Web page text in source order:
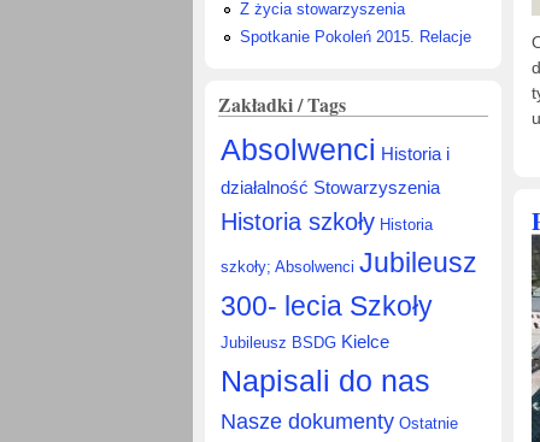
Z życia stowarzyszenia
Spotkanie Pokoleń 2015. Relacje
Zakładki / Tags
Absolwenci Historia i
działalność Stowarzyszenia
Historia szkoły Historia
szkoły; Absolwenci Jubileusz
300- lecia Szkoły
Jubileusz BSDG Kielce
Napisali do nas
Nasze dokumenty Ostatnie